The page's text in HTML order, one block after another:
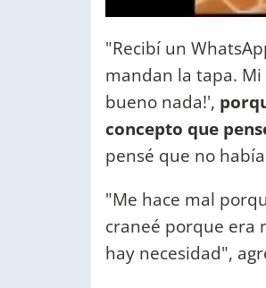
"Recibí un
mandan la tapa.
bueno nada!',
concepto que
pensé que no
"Me hace mal
craneé porque era
hay necesidad",